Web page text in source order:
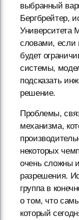
выбранный
Бергбрейтер,
Университета
словами, если
будет
системы,
подсказать
решение.
Проблемы,
механизма,
некоторых
очень сложны
разрешения.
группа в
о том, что
который